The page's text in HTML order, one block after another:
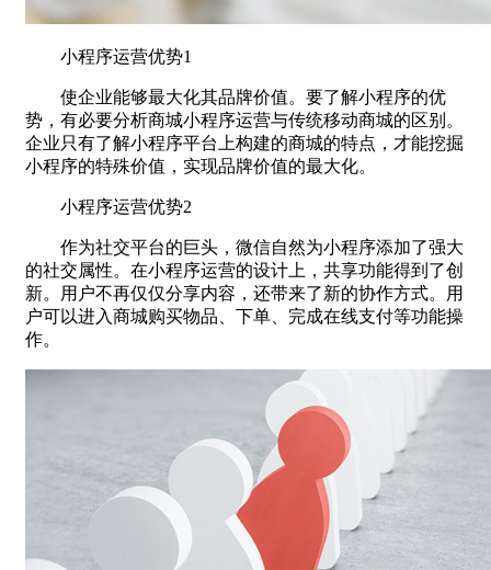
小程序运营优势1
使企业能够最大化其品牌价值。要了解小程序的优
势，有必要分析商城小程序运营与传统移动商城的区别。
企业只有了解小程序平台上构建的商城的特点，才能挖掘
小程序的特殊价值，实现品牌价值的最大化。
小程序运营优势2
作为社交平台的巨头，微信自然为小程序添加了强大
的社交属性。在小程序运营的设计上，共享功能得到了创
新。用户不再仅仅分享内容，还带来了新的协作方式。用
户可以进入商城购买物品、下单、完成在线支付等功能操
作。